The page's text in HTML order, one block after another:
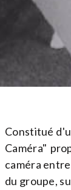
Constitué
Caméra"
caméra
du groupe,